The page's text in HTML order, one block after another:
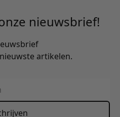
nieuwsbrief!
artikelen.